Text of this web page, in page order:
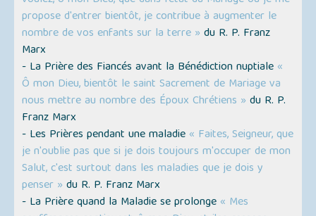
propose d'entrer bientôt, je contribue à augmenter le
nombre de vos enfants sur la terre » du R. P. Franz
Marx
- La Prière des Fiancés avant la Bénédiction nuptiale «
Ô mon Dieu, bientôt le saint Sacrement de Mariage va
nous mettre au nombre des Époux Chrétiens » du R. P.
Franz Marx
- Les Prières pendant une maladie « Faites, Seigneur, que
je n'oublie pas que si je dois toujours m'occuper de mon
Salut, c'est surtout dans les maladies que je dois y
penser » du R. P. Franz Marx
- La Prière quand la Maladie se prolonge « Mes